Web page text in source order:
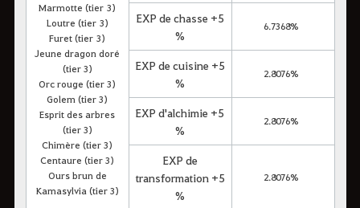
Marmotte (tier 3)
Loutre (tier 3)
Furet (tier 3)
Jeune dragon doré
(tier 3)
Orc rouge (tier 3)
Golem (tier 3)
Esprit des arbres
(tier 3)
Chimère (tier 3)
Centaure (tier 3)
Ours brun de
Kamasylvia (tier 3)
EXP de chasse +5
%
6.7368%
EXP de cuisine +5
%
2.8076%
EXP d'alchimie +5
%
2.8076%
EXP de
transformation +5
%
2.8076%